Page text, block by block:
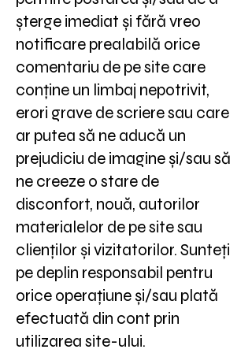
șterge imediat și fără vreo
notificare prealabilă orice
comentariu de pe site care
conține un limbaj nepotrivit,
erori grave de scriere sau care
ar putea să ne aducă un
prejudiciu de imagine și/sau să
ne creeze o stare de
disconfort, nouă, autorilor
materialelor de pe site sau
clienților și vizitatorilor. Sunteți
pe deplin responsabil pentru
orice operațiune și/sau plată
efectuată din cont prin
utilizarea site-ului.